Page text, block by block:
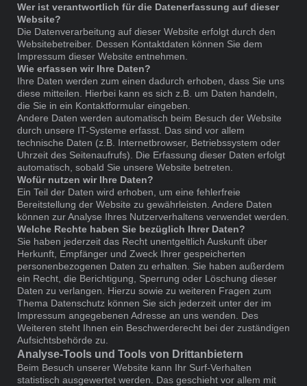
Wer ist verantwortlich für die Datenerfassung auf dieser
Website?
Die Datenverarbeitung auf dieser Website erfolgt durch den
Websitebetreiber. Dessen Kontaktdaten können Sie dem
Impressum dieser Website entnehmen.
Wie erfassen wir Ihre Daten?
Ihre Daten werden zum einen dadurch erhoben, dass Sie uns
diese mitteilen. Hierbei kann es sich z.B. um Daten handeln,
die Sie in ein Kontaktformular eingeben.
Andere Daten werden automatisch beim Besuch der Website
durch unsere IT-Systeme erfasst. Das sind vor allem
technische Daten (z.B. Internetbrowser, Betriebssystem oder
Uhrzeit des Seitenaufrufs). Die Erfassung dieser Daten erfolgt
automatisch, sobald Sie unsere Website betreten.
Wofür nutzen wir Ihre Daten?
Ein Teil der Daten wird erhoben, um eine fehlerfreie
Bereitstellung der Website zu gewährleisten. Andere Daten
können zur Analyse Ihres Nutzerverhaltens verwendet werden.
Welche Rechte haben Sie bezüglich Ihrer Daten?
Sie haben jederzeit das Recht unentgeltlich Auskunft über
Herkunft, Empfänger und Zweck Ihrer gespeicherten
personenbezogenen Daten zu erhalten. Sie haben außerdem
ein Recht, die Berichtigung, Sperrung oder Löschung dieser
Daten zu verlangen. Hierzu sowie zu weiteren Fragen zum
Thema Datenschutz können Sie sich jederzeit unter der im
Impressum angegebenen Adresse an uns wenden. Des
Weiteren steht Ihnen ein Beschwerderecht bei der zuständigen
Aufsichtsbehörde zu.
Analyse-Tools und Tools von Drittanbietern
Beim Besuch unserer Website kann Ihr Surf-Verhalten
statistisch ausgewertet werden. Das geschieht vor allem mit